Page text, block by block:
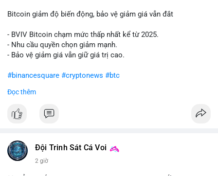
Bitcoin giảm độ biến động, bảo vệ giảm giá vẫn đắt
- BVIV Bitcoin chạm mức thấp nhất kể từ 2025.
- Nhu cầu quyền chọn giảm mạnh.
- Bảo vệ giảm giá vẫn giữ giá trị cao.
#binancesquare #cryptonews #btc
$btc
#vlikevn #titanbot
Đọc thêm
Đội Trinh Sát Cá Voi
2 giờ